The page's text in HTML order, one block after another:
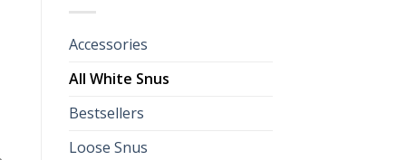
Accessories
All White Snus
Bestsellers
Loose Snus